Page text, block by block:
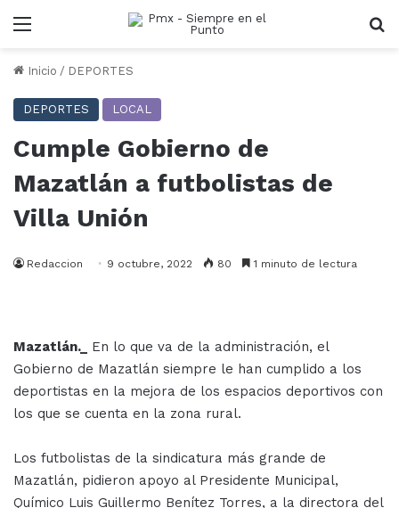
Menu
Inicio / DEPORTES
DEPORTES LOCAL
Cumple Gobierno de
Mazatlán a futbolistas de
Villa Unión
Redaccion 9 octubre, 2022 80 1 minuto de lectura
Mazatlán._
En lo que va de la administración, el
Gobierno de Mazatlán siempre le han cumplido a los
deportistas en la mejora de los espacios deportivos con
los que se cuenta en la zona rural.
Los futbolistas de la sindicatura más grande de
Mazatlán, pidieron apoyo al Presidente Municipal,
Químico Luis Guillermo Benítez Torres, a la directora del